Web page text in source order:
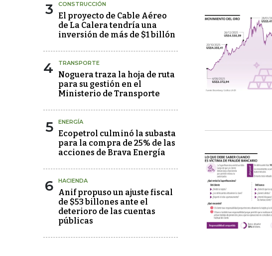
3 CONSTRUCCIÓN
El proyecto de Cable Aéreo
de La Calera tendría una
inversión de más de $1 billón
4 TRANSPORTE
Noguera traza la hoja de ruta
para su gestión en el
Ministerio de Transporte
5 ENERGÍA
Ecopetrol culminó la subasta
para la compra de 25% de las
acciones de Brava Energía
6 HACIENDA
Anif propuso un ajuste fiscal
de $53 billones ante el
deterioro de las cuentas
públicas